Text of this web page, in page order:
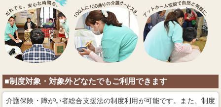
■制度対象・対象外どなたでもご利用できます
介護保険・障がい者総合支援法の制度利用が可能です。また、制度